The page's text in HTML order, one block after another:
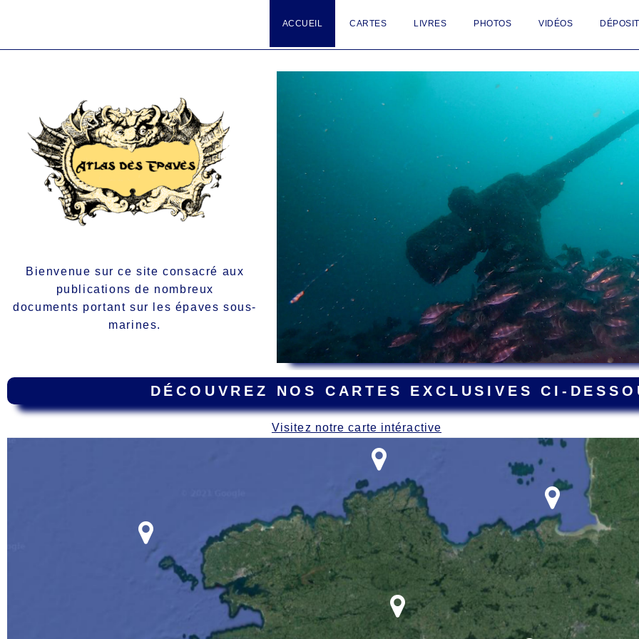
ACCUEIL CARTES LIVRES PHOTOS VIDÉOS
Bienvenue sur ce site consacré aux
publications de nombreux
documents portant sur les épaves sous-
marines.
DÉCOUVREZ NOS CARTES EXCLUSIVES CI-
Visitez notre carte intéractive
des épaves durant la Grande Guerre